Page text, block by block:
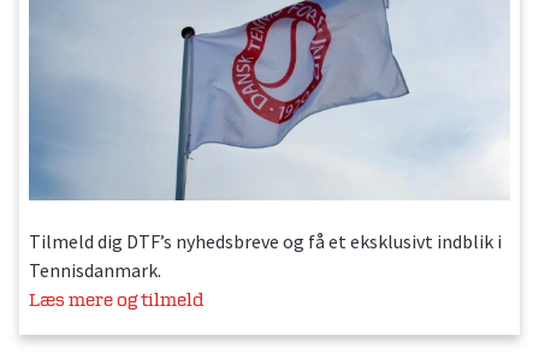
Tilmeld dig DTF’s nyhedsbreve og få et eksklusivt indblik i
Tennisdanmark.
Læs mere og tilmeld